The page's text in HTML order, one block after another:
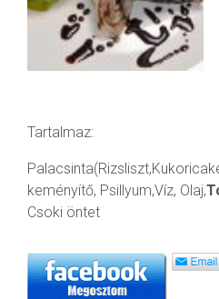
Tartalmaz:
keményítő, Psillyum,Víz, Olaj,
Csoki öntet